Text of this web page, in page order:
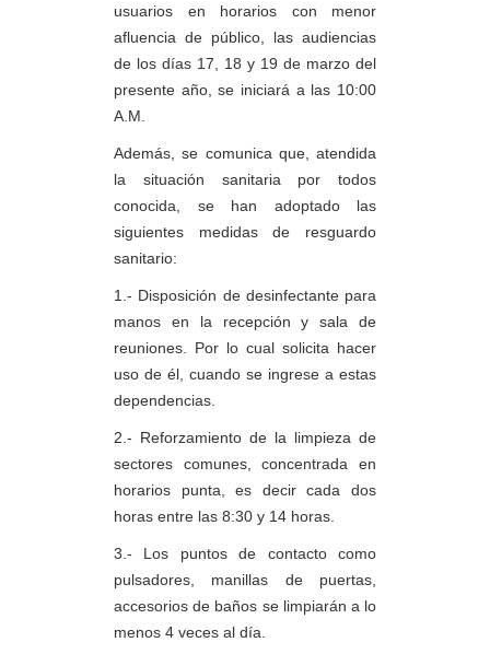
usuarios en horarios con menor
afluencia de público, las audiencias
de los días 17, 18 y 19 de marzo del
presente año, se iniciará a las 10:00
A.M.
Además, se comunica que, atendida
la situación sanitaria por todos
conocida, se han adoptado las
siguientes medidas de resguardo
sanitario:
1.- Disposición de desinfectante para
manos en la recepción y sala de
reuniones. Por lo cual solicita hacer
uso de él, cuando se ingrese a estas
dependencias.
2.- Reforzamiento de la limpieza de
sectores comunes, concentrada en
horarios punta, es decir cada dos
horas entre las 8:30 y 14 horas.
3.- Los puntos de contacto como
pulsadores, manillas de puertas,
accesorios de baños se limpiarán a lo
menos 4 veces al día.